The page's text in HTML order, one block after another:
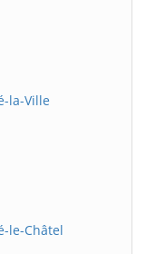
la-Ville
le-Châtel